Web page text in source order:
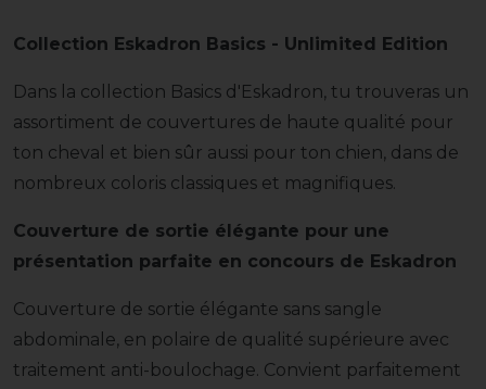
Collection Eskadron Basics - Unlimited Edition
Dans la collection Basics d'Eskadron, tu trouveras un
assortiment de couvertures de haute qualité pour
ton cheval et bien sûr aussi pour ton chien, dans de
nombreux coloris classiques et magnifiques.
Couverture de sortie élégante pour une
présentation parfaite en concours de Eskadron
Couverture de sortie élégante sans sangle
abdominale, en polaire de qualité supérieure avec
traitement anti-boulochage. Convient parfaitement